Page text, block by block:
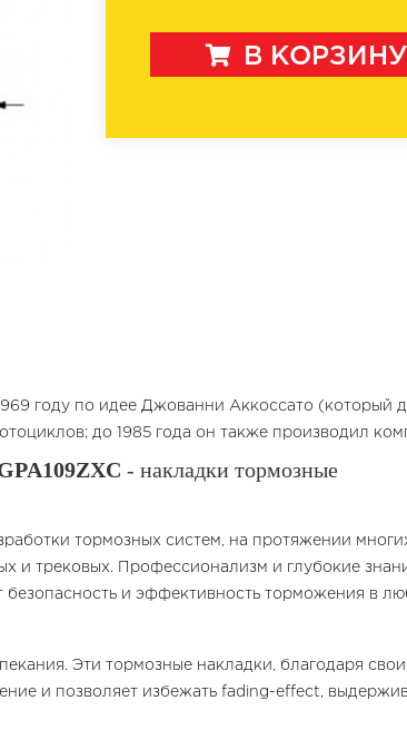
В КОРЗИНУ
году по идее Джованни Аккоссато (который
до 1985 года он также производил
- накладки тормозные
тормозных систем, на протяжении
и трековых. Профессионализм и глубокие
и эффективность торможения в
Эти тормозные накладки, благодаря
и позволяет избежать fading-effect,